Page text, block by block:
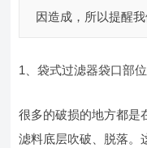
因造成，所以提醒
1、袋式过滤器袋口部位
很多的破损的地方都是
滤料底层吹破、脱落。